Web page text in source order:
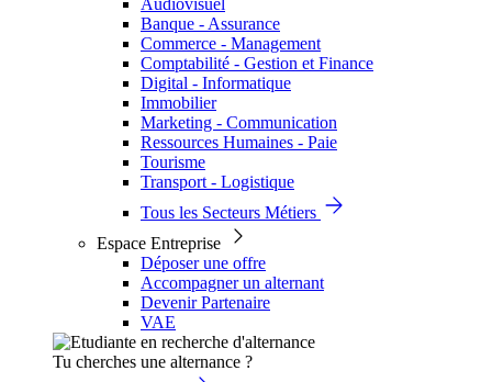
Audiovisuel
Banque - Assurance
Commerce - Management
Comptabilité - Gestion et Finance
Digital - Informatique
Immobilier
Marketing - Communication
Ressources Humaines - Paie
Tourisme
Transport - Logistique
Tous les Secteurs Métiers
Espace Entreprise
Déposer une offre
Accompagner un alternant
Devenir Partenaire
VAE
Tu cherches une alternance ?